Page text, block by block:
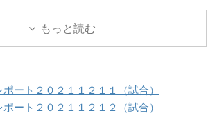
ーニン
ート） 【持ち物】サッカ
ーのできる格好・靴※・
（大きめの水筒）・着替
え（午後練習用）・サン
ダル・タオル・お弁当
を実施
ーニング
ラッソ
ーアカデ
ッカーアカデミー 対
ラドソン滋賀 三重サッカ
もっと読む
ポート２０２１１２１１（試合）
ポート２０２１１２１２（試合）